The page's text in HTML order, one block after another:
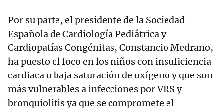
Por su parte, el presidente de la Sociedad
Española de Cardiología Pediátrica y
Cardiopatías Congénitas, Constancio Medrano,
ha puesto el foco en los niños con insuficiencia
cardiaca o baja saturación de oxígeno y que son
más vulnerables a infecciones por VRS y
bronquiolitis ya que se compromete el